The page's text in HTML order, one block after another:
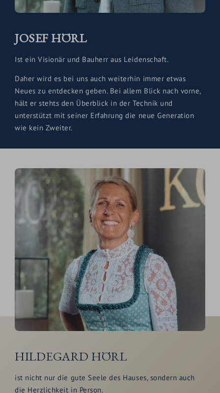
JOSEF HÖRL
Ist ein Visionär und Bauherr aus Leidenschaft.
Daher wird es bei uns auch weiterhin immer etwas
Neues zu entdecken geben. Bei allem Blick nach vorne,
hält er stehts den Überblick in der Technik und
unterstützt mit seiner Erfahrung die neue Generation
wie kein Zweiter.
HILDEGARD HÖRL
ist nicht nur die gute Seele des Hauses, sondern auch
die Herzlichkeit in Person.